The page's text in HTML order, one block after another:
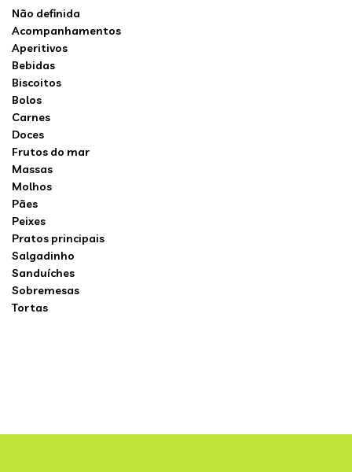
Não definida
Acompanhamentos
Aperitivos
Bebidas
Biscoitos
Bolos
Carnes
Doces
Frutos do mar
Massas
Molhos
Pães
Peixes
Pratos principais
Salgadinho
Sanduíches
Sobremesas
Tortas